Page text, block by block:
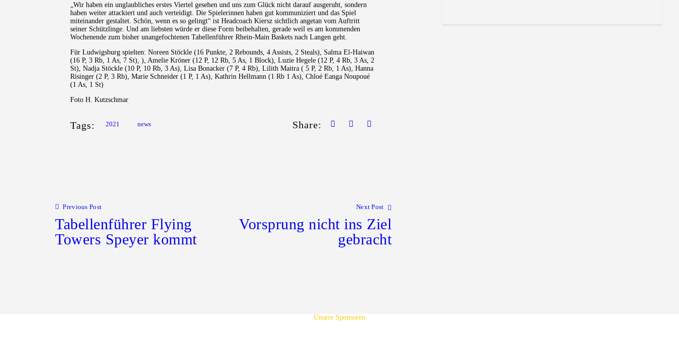
„Wir haben ein unglaubliches erstes Viertel gesehen und uns zum Glück nicht darauf ausgeruht, sondern
haben weiter attackiert und auch verteidigt. Die Spielerinnen haben gut kommuniziert und das Spiel
miteinander gestaltet. Schön, wenn es so gelingt“ ist Headcoach Kiersz sichtlich angetan vom Auftritt
seiner Schützlinge. Und am liebsten würde er diese Form beibehalten, gerade weil es am kommenden
Wochenende zum bisher unangefochtenen Tabellenführer Rhein-Main Baskets nach Langen geht.
Für Ludwigsburg spielten: Noreen Stöckle (16 Punkte, 2 Rebounds, 4 Assists, 2 Steals), Salma El-Haiwan
(16 P, 3 Rb, 1 As, 7 St), ), Amelie Kröner (12 P, 12 Rb, 5 As, 1 Block), Luzie Hegele (12 P, 4 Rb, 3 As, 2
St), Nadja Stöckle (10 P, 10 Rb, 3 As), Lisa Bonacker (7 P, 4 Rb), Lilith Maitra ( 5 P, 2 Rb, 1 As), Hanna
Risinger (2 P, 3 Rb), Marie Schneider (1 P, 1 As), Kathrin Hellmann (1 Rb 1 As), Chloé Eanga Noupoué
(1 As, 1 St)
Foto H. Kutzschmar
Tags: 2021 news Share:
Previous Post
Tabellenführer Flying
Towers Speyer kommt
Next Post
Vorsprung nicht ins Ziel
gebracht
Unsere Sponsoren